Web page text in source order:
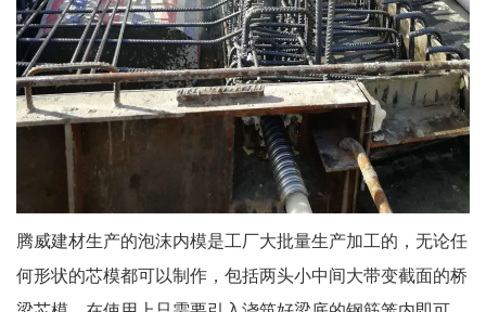
腾威建材生产的泡沫内模是工厂大批量生产加工的，无论任
何形状的芯模都可以制作，包括两头小中间大带变截面的桥